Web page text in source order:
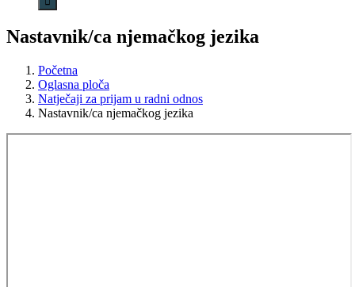
Nastavnik/ca njemačkog jezika
Početna
Oglasna ploča
Natječaji za prijam u radni odnos
Nastavnik/ca njemačkog jezika